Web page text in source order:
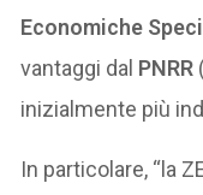
Economiche
vantaggi dal PNRR
inizialmente più
In particolare, “la